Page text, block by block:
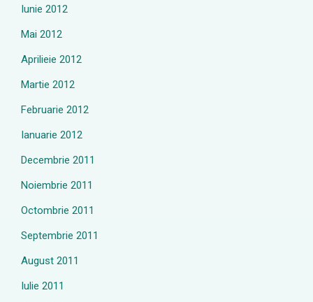
Iunie 2012
Mai 2012
Aprilieie 2012
Martie 2012
Februarie 2012
Ianuarie 2012
Decembrie 2011
Noiembrie 2011
Octombrie 2011
Septembrie 2011
August 2011
Iulie 2011